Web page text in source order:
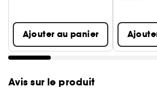
Ajouter au panier
Avis sur le produit